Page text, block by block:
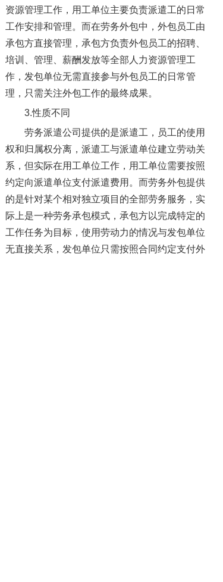
资源管理工作，用工单位主要负责派遣工的日常
工作安排和管理。而在劳务外包中，外包员工由
承包方直接管理，承包方负责外包员工的招聘、
培训、管理、薪酬发放等全部人力资源管理工
作，发包单位无需直接参与外包员工的日常管
理，只需关注外包工作的最终成果。
3.性质不同
劳务派遣公司提供的是派遣工，员工的使用
权和归属权分离，派遣工与派遣单位建立劳动关
系，但实际在用工单位工作，用工单位需要按照
约定向派遣单位支付派遣费用。而劳务外包提供
的是针对某个相对独立项目的全部劳务服务，实
际上是一种劳务承包模式，承包方以完成特定的
工作任务为目标，使用劳动力的情况与发包单位
无直接关系，发包单位只需按照合同约定支付外